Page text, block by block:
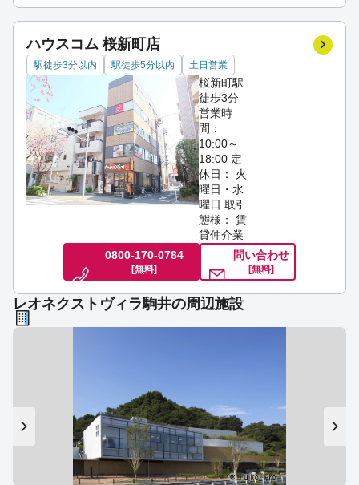
ハウスコム 桜新町店
駅徒歩3分以内 駅徒歩5分以内 土日営業
桜新町駅
徒歩3分
営業時
間：
10:00～
18:00 定
休日： 火
曜日・水
曜日取引
態様： 賃
貸仲介業
0800-170-0784
[無料]
問い合わせ
[無料]
レオネクストヴィラ駒井の周辺施設